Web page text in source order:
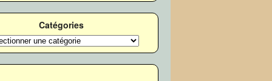
Catégories